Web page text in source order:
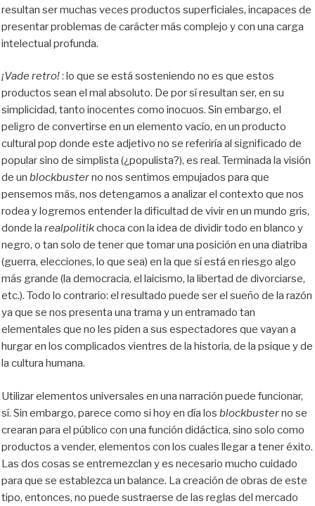
resultan ser muchas veces productos superficiales, incapaces de
presentar problemas de carácter más complejo y con una carga
intelectual profunda.
¡Vade retro!: lo que se está sosteniendo no es que estos
productos sean el mal absoluto. De por sí resultan ser, en su
simplicidad, tanto inocentes como inocuos. Sin embargo, el
peligro de convertirse en un elemento vacío, en un producto
cultural pop donde este adjetivo no se referiría al significado de
popular sino de simplista (¿populista?), es real. Terminada la visión
de un blockbusterno nos sentimos empujados para que
pensemos más, nos detengamos a analizar el contexto que nos
rodea y logremos entender la dificultad de vivir en un mundo gris,
donde la realpolitikchoca con la idea de dividir todo en blanco y
negro, o tan solo de tener que tomar una posición en una diatriba
(guerra, elecciones, lo que sea) en la que sí está en riesgo algo
más grande (la democracia, el laicismo, la libertad de divorciarse,
etc.). Todo lo contrario: el resultado puede ser el sueño de la razón
ya que se nos presenta una trama y un entramado tan
elementales que no les piden a sus espectadores que vayan a
hurgar en los complicados vientres de la historia, de la psique y de
la cultura humana.
Utilizar elementos universales en una narración puede funcionar,
sí. Sin embargo, parece como si hoy en día los blockbusterno se
crearan para el público con una función didáctica, sino solo como
productos a vender, elementos con los cuales llegar a tener éxito.
Las dos cosas se entremezclan y es necesario mucho cuidado
para que se establezca un balance. La creación de obras de este
tipo, entonces, no puede sustraerse de las reglas del mercado